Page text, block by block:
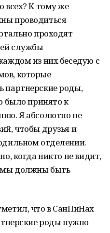
всех? К тому же
проводиться
проходят
службы
из них беседую с
которые
партнерские роды,
было принято к
Я абсолютно не
чтобы друзья и
отделении.
когда никто не видит,
мы должны быть
что в СанПиНах
роды нужно